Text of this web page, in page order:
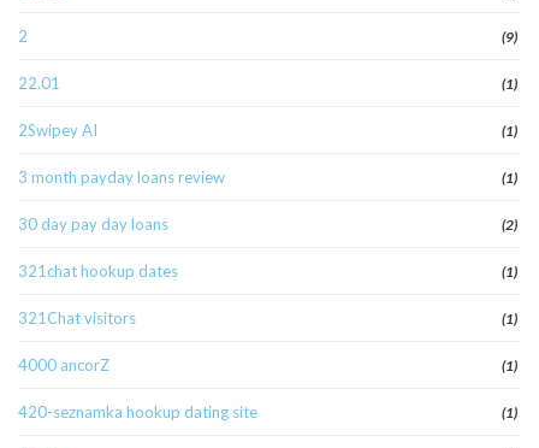
2 (9)
22.01 (1)
2Swipey AI (1)
3 month payday loans review (1)
30 day pay day loans (2)
321chat hookup dates (1)
321Chat visitors (1)
4000 ancorZ (1)
420-seznamka hookup dating site (1)